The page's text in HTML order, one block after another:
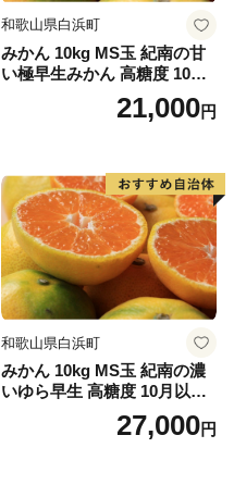
和歌山県白浜町
みかん 10kg MS玉 紀南の甘
い極早生みかん 高糖度 10月
以降発送 マルチ被覆栽培
21,000円
和歌山県白浜町
みかん 10kg MS玉 紀南の濃
いゆら早生 高糖度 10月以降
発送 マルチ被覆栽培27,000円